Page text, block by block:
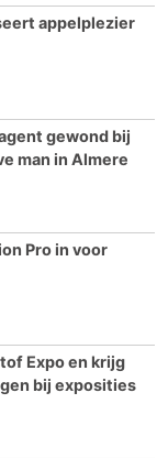
appelplezier
gewond bij
man in Almere
Pro in voor
Expo en krijg
bij exposities